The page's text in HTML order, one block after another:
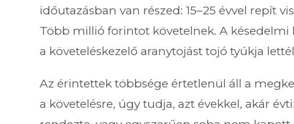
időutazásban van részed: 15–25 évvel repít
Több millió forintot követelnek. A
a követeléskezelő aranytojást tojó tyúkja
Az érintettek többsége értetlenül áll a
a követelésre, úgy tudja, azt évekkel, akár